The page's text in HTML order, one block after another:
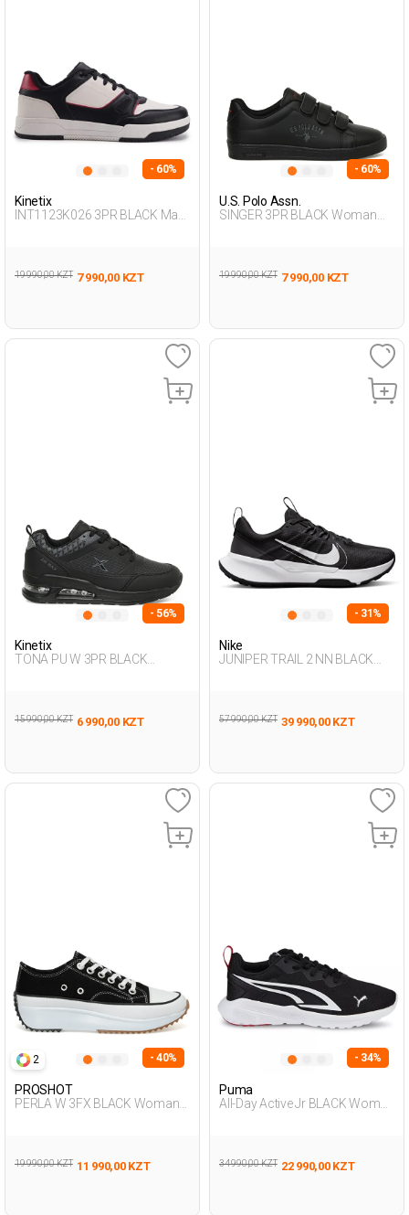
- 60%
Kinetix
INT1123K026 3PR BLACK Man
19 990,00 KZT 7 990,00 KZT
- 60%
U.S. Polo Assn.
SINGER 3PR BLACK Woman
19 990,00 KZT 7 990,00 KZT
- 56%
Kinetix
TONA PU W 3PR BLACK
15 990,00 KZT 6 990,00 KZT
- 31%
Nike
JUNIPER TRAIL 2 NN BLACK
57 990,00 KZT 39 990,00 KZT
2 - 40%
PROSHOT
PERLA W 3FX BLACK Woman
19 990,00 KZT 11 990,00 KZT
- 34%
Puma
All-Day Active Jr BLACK Woman
34 990,00 KZT 22 990,00 KZT